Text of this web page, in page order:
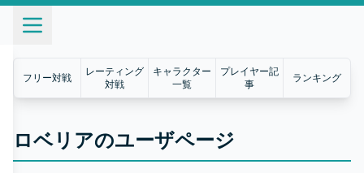
フリー対戦
レーティング
対戦
キャラクター
一覧
プレイヤー記
事
ランキング
ロベリアのユーザページ